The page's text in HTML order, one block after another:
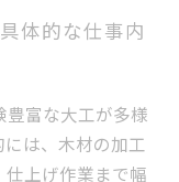
体的な仕事内
富な大工が多様
は、木材の加工
上げ作業まで幅